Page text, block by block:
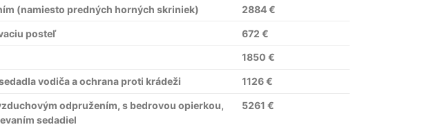
(namiesto predných horných skriniek) 2884 €
posteľ 672 €
1850 €
vodiča a ochrana proti krádeži 1126 €
odpružením, s bedrovou opierkou,
sedadiel
5261 €